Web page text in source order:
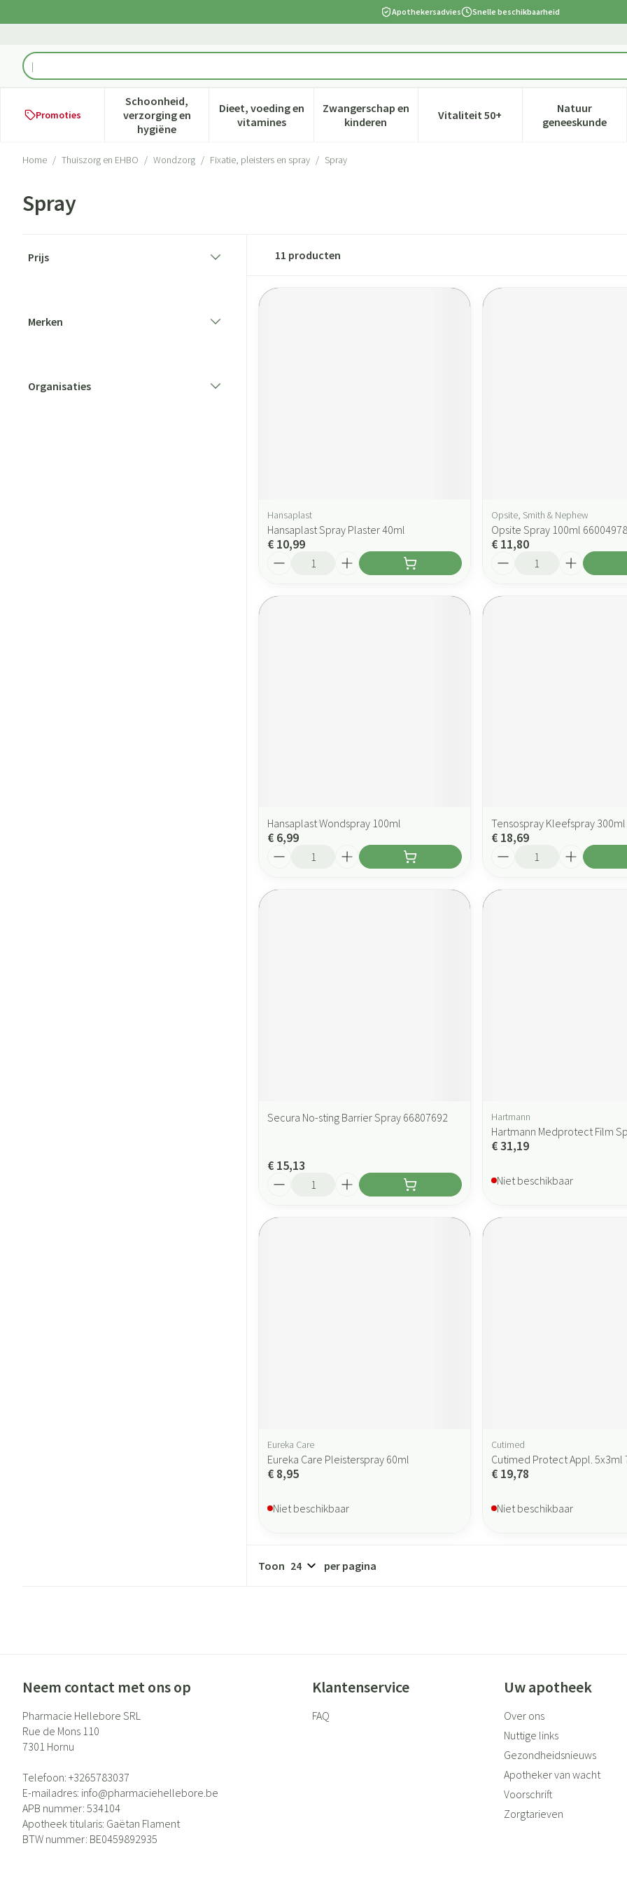
Apothekersadvies Snelle beschikbaarheid
Product, merk, categorie...
Promoties
Schoonheid,
verzorging en
hygiëne
Toon submenu voor Schoonheid, verzorging en hygiëne categorie
Dieet, voeding en
vitaminesToon submenu voor Dieet, voeding en vitamines categorie
Zwangerschap en
kinderenToon submenu voor Zwangerschap en kinderen
Vitaliteit 50+Toon submenu voor Vitaliteit
Natuur
geneeskunde
Toon
Home / Thuiszorg en EHBO / Wondzorg / Fixatie, pleisters en spray / Spray
Spray
Prijs
Merken
Organisaties
11 producten
Hansaplast
Hansaplast Spray Plaster 40ml
€ 10,99
Opsite, Smith & Nephew
Opsite Spray 100ml 66004978
€ 11,80
Hansaplast Wondspray 100ml
€ 6,99
Tensospray Kleefspray
€ 18,69
Secura No-sting Barrier Spray 66807692
€ 15,13
Hartmann
Hartmann Medprotect Film
€ 31,19
Niet beschikbaar
Eureka Care
Eureka Care Pleisterspray 60ml
€ 8,95
Niet beschikbaar
Cutimed
Cutimed Protect Appl. 5x3ml
€ 19,78
Niet beschikbaar
Toon per pagina
Neem contact met ons op
Pharmacie Hellebore SRL
Rue de Mons 110
7301 Hornu
Telefoon: +3265783037
E-mailadres: info@pharmaciehellebore.be
APB nummer: 534104
Apotheek titularis: Gaëtan Flament
BTW nummer: BE0459892935
Klantenservice
FAQ
Uw apotheek
Over ons
Nuttige links
Gezondheidsnieuws
Apotheker van wacht
Voorschrift
Zorgtarieven